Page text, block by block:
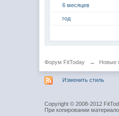
6 месяцев
год
Форум FitToday → Новые
Изменить стиль
Copyright © 2008-2012
При копировании